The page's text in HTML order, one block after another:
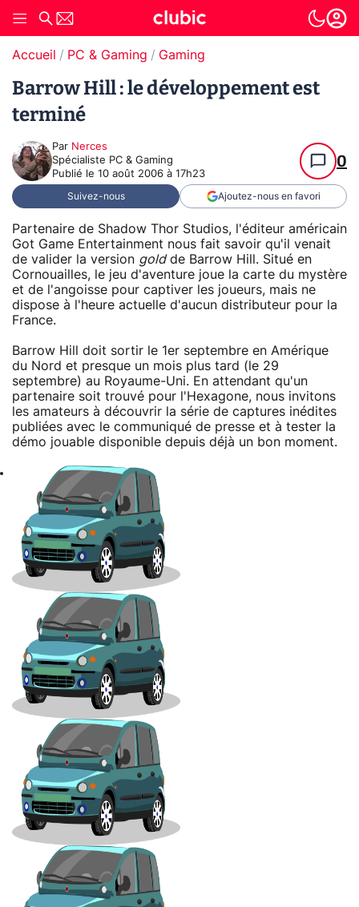
Accueil PC & Gaming Gaming
Barrow Hill : le développement est
terminé
Par Nerces
Spécialiste PC & Gaming
Publié le 10 août 2006 à 17h23
0
Suivez-nous Ajoutez-nous en favori
Partenaire de Shadow Thor Studios, l'éditeur américain
Got Game Entertainment nous fait savoir qu'il venait
de valider la version goldde Barrow Hill. Situé en
Cornouailles, le jeu d'aventure joue la carte du mystère
et de l'angoisse pour captiver les joueurs, mais ne
dispose à l'heure actuelle d'aucun distributeur pour la
France.
Barrow Hill doit sortir le 1er septembre en Amérique
du Nord et presque un mois plus tard (le 29
septembre) au Royaume-Uni. En attendant qu'un
partenaire soit trouvé pour l'Hexagone, nous invitons
les amateurs à découvrir la série de captures inédites
publiées avec le communiqué de presse et à tester la
démo jouable disponible depuis déjà un bon moment.